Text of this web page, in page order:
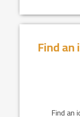
Find
Find an